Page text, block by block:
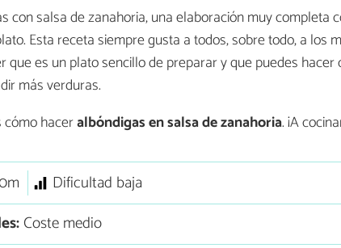
con salsa de zanahoria, una elaboración muy completa
Esta receta siempre gusta a todos, sobre todo, a los
que es un plato sencillo de preparar y que puedes hacer
más verduras.
cómo haceralbóndigas en salsa de zanahoria. ¡A
Dificultad baja
Coste medio